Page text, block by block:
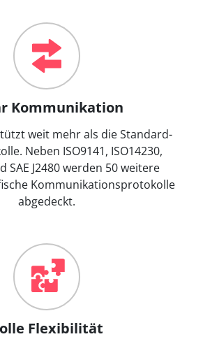
Kommunikation
weit mehr als die Standard-
Neben ISO9141, ISO14230,
SAE J2480 werden 50 weitere
Kommunikationsprotokolle
abgedeckt.
Flexibilität